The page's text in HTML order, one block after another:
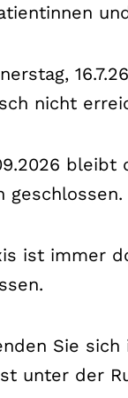
nicht
bleibt
geschlossen.
ist immer
Sie
unter der
der Fall